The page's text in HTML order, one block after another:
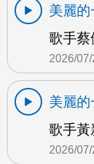
美麗的
歌手蔡
2026/07/
美麗的
歌手黃
2026/07/